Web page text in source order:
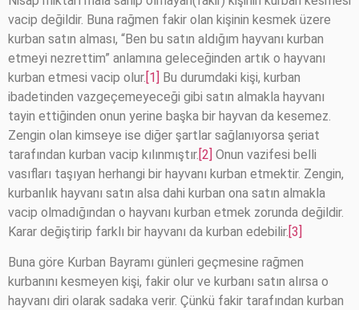
vacip değildir. Buna rağmen fakir olan kişinin kesmek üzere
kurban satın alması, “Ben bu satın aldığım hayvanı kurban
etmeyi nezrettim” anlamına geleceğinden artık o hayvanı
kurban etmesi vacip olur.[1] Bu durumdaki kişi, kurban
ibadetinden vazgeçemeyeceği gibi satın almakla hayvanı
tayin ettiğinden onun yerine başka bir hayvan da kesemez.
Zengin olan kimseye ise diğer şartlar sağlanıyorsa şeriat
tarafından kurban vacip kılınmıştır.[2] Onun vazifesi belli
vasıfları taşıyan herhangi bir hayvanı kurban etmektir. Zengin,
kurbanlık hayvanı satın alsa dahi kurban ona satın almakla
vacip olmadığından o hayvanı kurban etmek zorunda değildir.
Karar değiştirip farklı bir hayvanı da kurban edebilir.[3]
Buna göre Kurban Bayramı günleri geçmesine rağmen
kurbanını kesmeyen kişi, fakir olur ve kurbanı satın alırsa o
hayvanı diri olarak sadaka verir. Çünkü fakir tarafından kurban